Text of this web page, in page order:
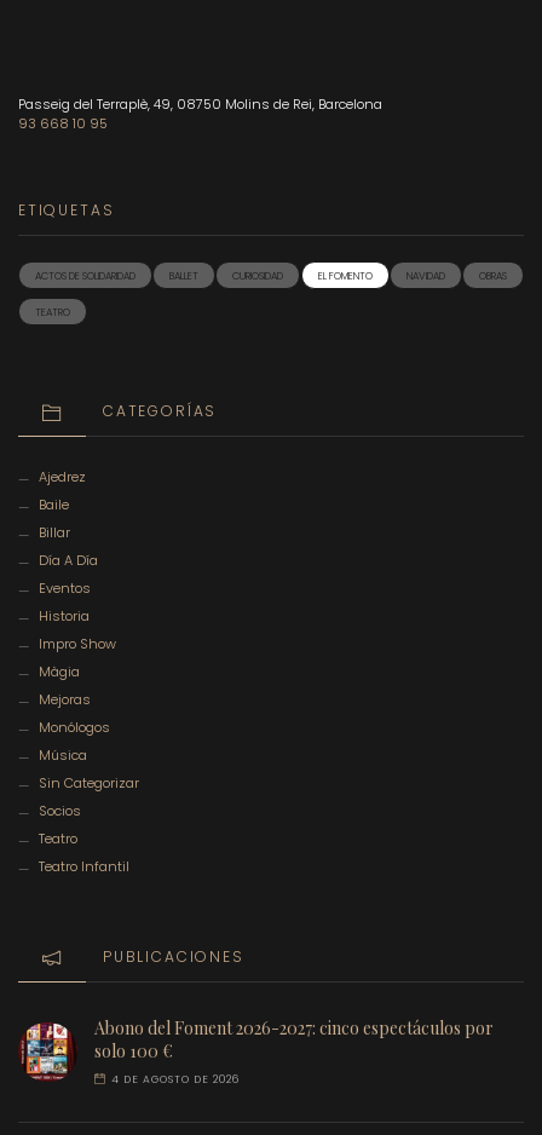
Passeig del Terraplè, 49, 08750 Molins de Rei, Barcelona
93 668 10 95
ETIQUETAS
ACTOS DE SOLIDARIDAD BALLET CURIOSIDAD EL FOMENTO NAVIDAD OBRAS
TEATRO
CATEGORÍAS
Ajedrez
Baile
Billar
Día A Día
Eventos
Historia
Impro Show
Màgia
Mejoras
Monólogos
Música
Sin Categorizar
Socios
Teatro
Teatro Infantil
PUBLICACIONES
Abono del Foment 2026-2027: cinco espectáculos por
solo 100 €
4 DE AGOSTO DE 2026